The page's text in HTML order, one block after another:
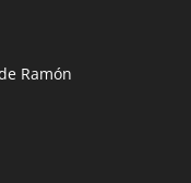
Ramón